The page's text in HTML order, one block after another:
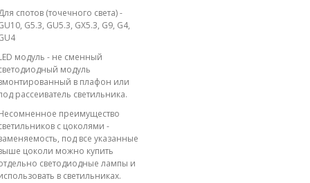
спотов (точечного света) -
G5.3, GU5.3, GX5.3, G9, G4,
модуль - не сменный
модуль
в плафон или
рассеиватель светильника.
преимущество
с цоколями -
под все указанные
цоколи можно купить
светодиодные лампы и
в светильниках.